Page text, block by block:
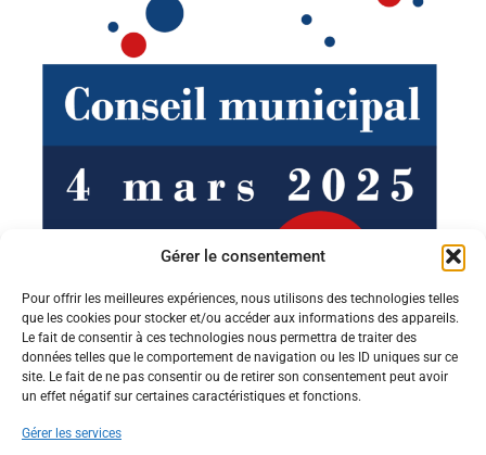
Gérer le consentement
Pour offrir les meilleures expériences, nous utilisons des technologies telles
que les cookies pour stocker et/ou accéder aux informations des appareils.
Le fait de consentir à ces technologies nous permettra de traiter des
données telles que le comportement de navigation ou les ID uniques sur ce
site. Le fait de ne pas consentir ou de retirer son consentement peut avoir
un effet négatif sur certaines caractéristiques et fonctions.
Gérer les services
Conseil Municipal – 4 mars 2025
Information